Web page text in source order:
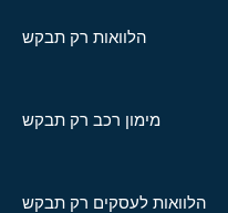
הלוואות רק תבקש
מימון רכב רק תבקש
הלוואות לעסקים רק תבקש